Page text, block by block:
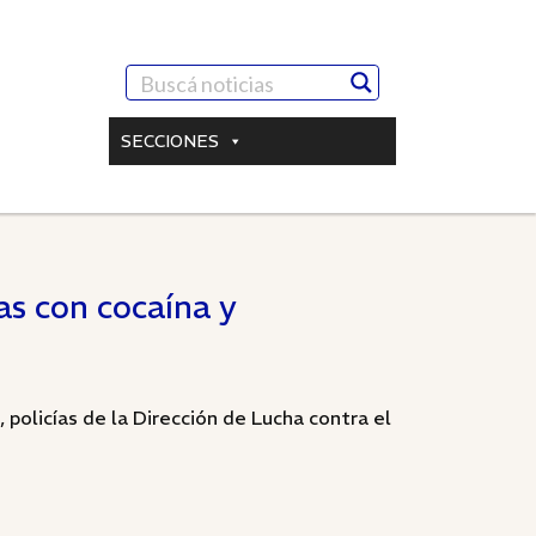
SECCIONES
con cocaína y
de la Dirección de Lucha contra el